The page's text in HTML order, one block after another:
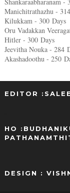
Manichitrathazhu - 314
Kilukkam - 300 Days
Oru Vadakkan
Hitler - 300 Days
Jeevitha Nouka - 284
Akashadoothu - 250
EDITOR
HO
DESIGN :